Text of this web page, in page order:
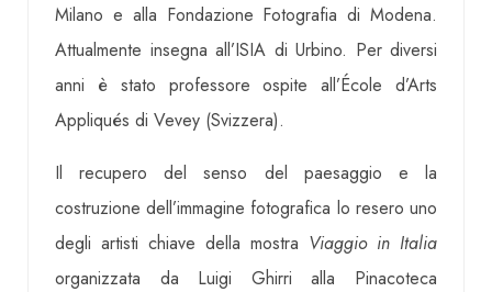
Milano e alla Fondazione Fotografia di Modena.
Attualmente insegna all’ISIA di Urbino. Per diversi
anni è stato professore ospite all’École d’Arts
Appliqués di Vevey (Svizzera).
Il recupero del senso del paesaggio e la
costruzione dell’immagine fotografica lo resero uno
degli artisti chiave della mostra Viaggio in Italia
organizzata da Luigi Ghirri alla Pinacoteca